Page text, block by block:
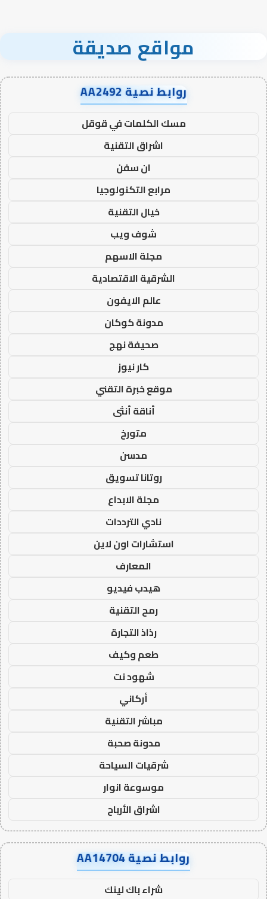
مواقع صديقة
روابط نصية AA2492
مسك الكلمات في قوقل
اشراق التقنية
ان سفن
مرابع التكنولوجيا
خيال التقنية
شوف ويب
مجلة الاسهم
الشرقية الاقتصادية
عالم الايفون
مدونة كوكان
صحيفة نهج
كار نيوز
موقع خبرة التقني
أناقة أنثى
متورخ
مدسن
روتانا تسويق
مجلة الابداع
نادي الترددات
استشارات اون لاين
المعارف
هيدب فيديو
رمح التقنية
رذاذ التجارة
طعم وكيف
شهود نت
أركاني
مباشر التقنية
مدونة صحبة
شرقيات السياحة
موسوعة انوار
اشراق الأرباح
روابط نصية AA14704
شراء باك لينك